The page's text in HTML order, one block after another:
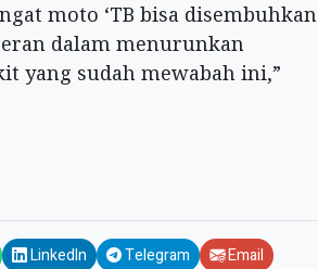
moto ‘TB bisa disembuhkan
dalam menurunkan
yang sudah mewabah ini,”
LinkedIn Telegram Email